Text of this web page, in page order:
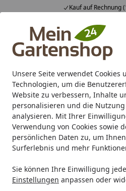
Unsere Seite verwendet Cookies
Technologien, um die
Website zu verbessern, Inhalte
personalisieren und die
analysieren. Mit Ihrer
Verwendung von Cookies sowie
persönlichen Daten zu, um
Surferlebnis und mehr
Sie können Ihre Einwilligung
Einstellungen anpassen oder
Kauf auf Rechnung
Alle Produkte
Mein Konto
Suchen
Karibu Pools inkl. gratis
Starterset
Startseite
Zaun Komplett-Sets
Set 1000 mm